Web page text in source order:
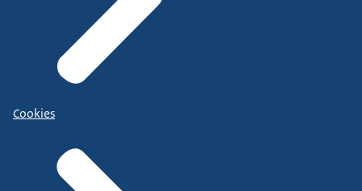
Cookies